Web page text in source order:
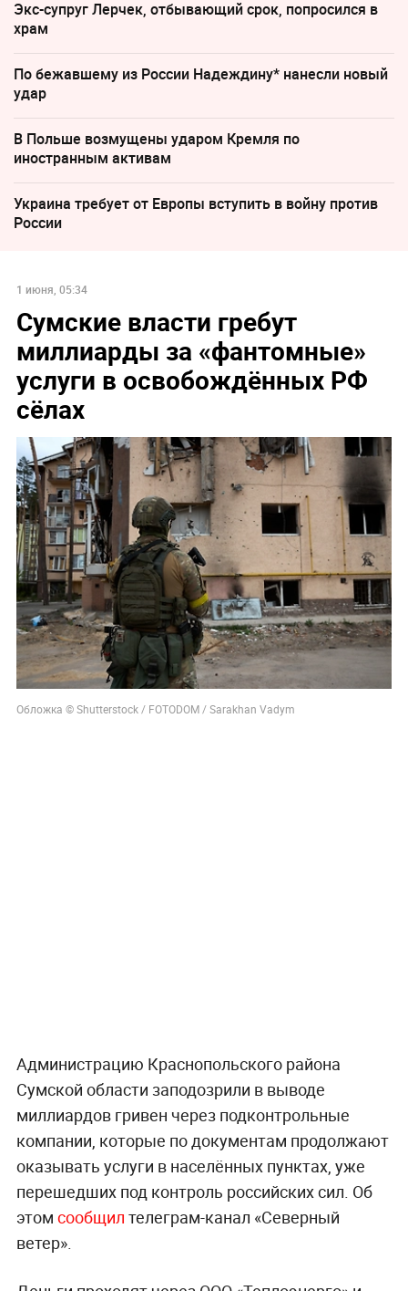
Экс-супруг Лерчек, отбывающий срок, попросился в
храм
По бежавшему из России Надеждину* нанесли новый
удар
В Польше возмущены ударом Кремля по
иностранным активам
Украина требует от Европы вступить в войну против
России
1 июня, 05:34
Сумские власти гребут
миллиарды за «фантомные»
услуги в освобождённых РФ
сёлах
Обложка © Shutterstock / FOTODOM / Sarakhan Vadym
Администрацию Краснопольского района
Сумской области заподозрили в выводе
миллиардов гривен через подконтрольные
компании, которые по документам продолжают
оказывать услуги в населённых пунктах, уже
перешедших под контроль российских сил. Об
этом сообщил телеграм-канал «Северный
ветер».